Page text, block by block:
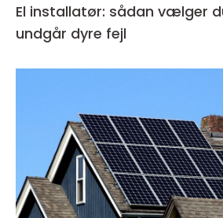
El installatør: sådan vælger
undgår dyre fejl